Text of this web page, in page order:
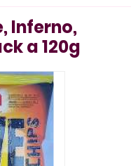
Inferno,
a 120g